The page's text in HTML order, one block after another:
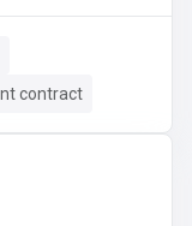
de l'atelier.
contract